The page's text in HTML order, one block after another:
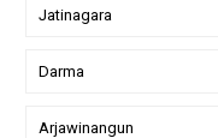
Jatinagara
Darma
Arjawinangun